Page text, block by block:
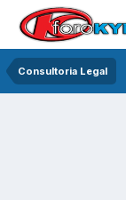
Consultoria Legal